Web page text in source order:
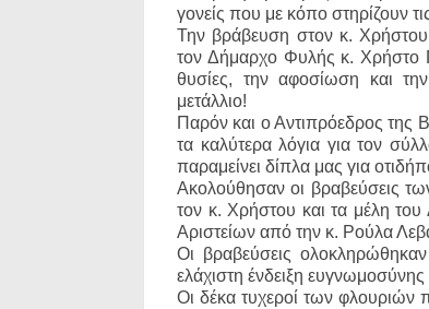
γονείς που με κόπο στηρίζουν
Την βράβευση στον κ. Χρήστου
τον Δήμαρχο Φυλής κ. Χρήστο
θυσίες, την αφοσίωση και
μετάλλιο!
Παρόν και ο Αντιπρόεδρος της
τα καλύτερα λόγια για τον
παραμείνει δίπλα μας για
Ακολούθησαν οι βραβεύσεις
τον κ. Χρήστου και τα μέλη
Αριστείων από την κ. Ρούλα
Οι βραβεύσεις
ελάχιστη ένδειξη
Οι δέκα τυχεροί των φλουριών